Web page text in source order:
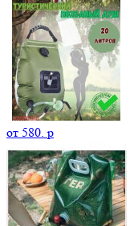
от 580. p